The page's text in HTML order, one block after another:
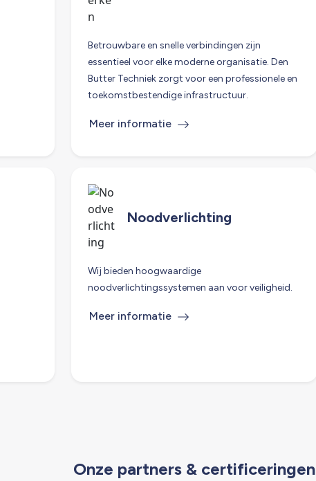
Betrouwbare en snelle verbindingen zijn
essentieel voor elke moderne organisatie. Den
Butter Techniek zorgt voor een professionele en
toekomstbestendige infrastructuur.
Meer informatie
Noodverlichting
Wij bieden hoogwaardige
noodverlichtingssystemen aan voor veiligheid.
Meer informatie
Onze partners & certificeringen